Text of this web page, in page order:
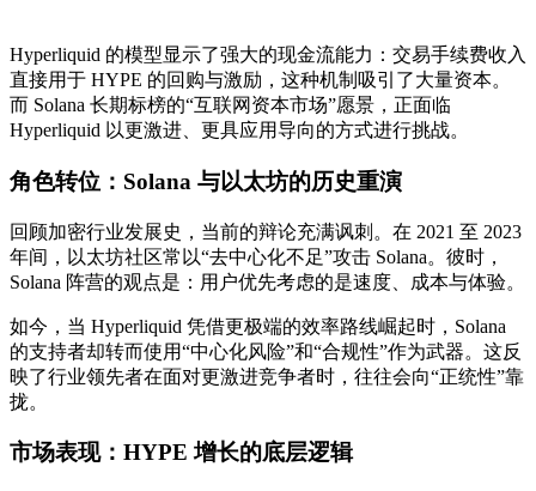
Hyperliquid 的模型显示了强大的现金流能力：交易手续费收入
直接用于 HYPE 的回购与激励，这种机制吸引了大量资本。
而 Solana 长期标榜的“互联网资本市场”愿景，正面临
Hyperliquid 以更激进、更具应用导向的方式进行挑战。
角色转位：Solana 与以太坊的历史重演
回顾加密行业发展史，当前的辩论充满讽刺。在 2021 至 2023
年间，以太坊社区常以“去中心化不足”攻击 Solana。彼时，
Solana 阵营的观点是：用户优先考虑的是速度、成本与体验。
如今，当 Hyperliquid 凭借更极端的效率路线崛起时，Solana
的支持者却转而使用“中心化风险”和“合规性”作为武器。这反
映了行业领先者在面对更激进竞争者时，往往会向“正统性”靠
拢。
市场表现：HYPE 增长的底层逻辑